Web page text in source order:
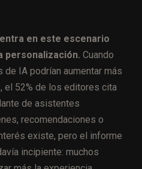
en este escenario
personalización. Cuando
IA podrían aumentar más
el 52% de los editores cita
de asistentes
recomendaciones o
existe, pero el informe
incipiente: muchos